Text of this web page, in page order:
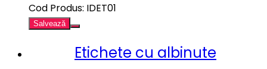
Cod Produs: IDET01
Salvează
Etichete cu albinute